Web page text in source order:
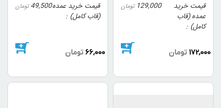
قیمت خرید
عمده (قاب
کامل)
129,000 تومان
172,000 تومان
قیمت خرید عمده
(قاب کامل)
49,500 تومان
66,000 تومان